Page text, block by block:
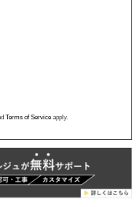
Terms of Service apply.